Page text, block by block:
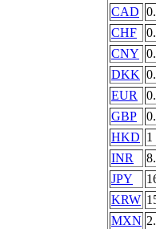
CAD
CHF
CNY
DKK
EUR
GBP
HKD 1
INR
JPY
KRW
MXN